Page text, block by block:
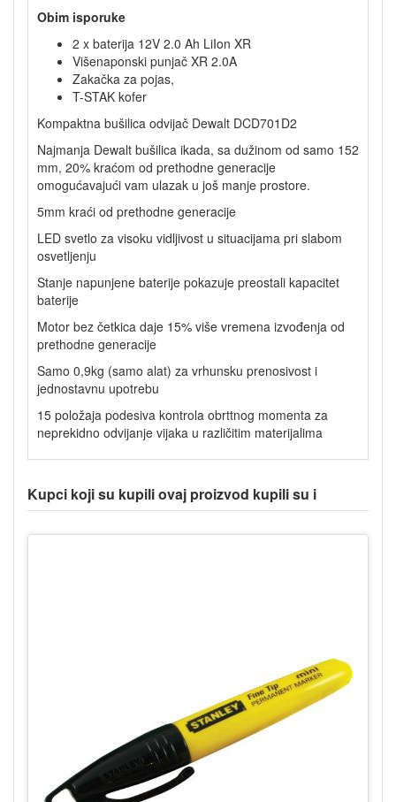
Obim isporuke
2 x baterija 12V 2.0 Ah Li­Ion XR
Višenaponski punjač XR 2.0A
Zakačka za pojas,
T-STAK kofer
Kompaktna bušilica odvijač Dewalt DCD701D2
Najmanja Dewalt bušilica ikada, sa dužinom od samo 152
mm, 20% kraćom od prethodne generacije
omogućavajući vam ulazak u još manje prostore.
5mm kraći od prethodne generacije
LED svetlo za visoku vidljivost u situacijama pri slabom
osvetljenju
Stanje napunjene baterije pokazuje preostali kapacitet
baterije
Motor bez četkica daje 15% više vremena izvođenja od
prethodne generacije
Samo 0,9kg (samo alat) za vrhunsku prenosivost i
jednostavnu upotrebu
15 položaja podesiva kontrola obrttnog momenta za
neprekidno odvijanje vijaka u različitim materijalima
Kupci koji su kupili ovaj proizvod kupili su i